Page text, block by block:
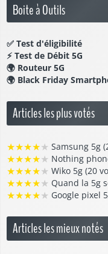
Boite à Outils
✅ Test d'éligibilité
⚡ Test de Débit 5G
🌍 Routeur 5G
🌍 Black Friday
Articles les plus votés
★★★★★ Samsung 5g
★★★★★ Nothing
★★★★★ Wiko 5g (20
★★★★★ Quand la 5g
★★★★★ Google pixel
Articles les mieux notés